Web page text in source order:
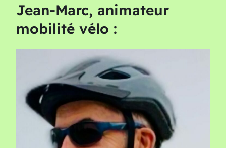
Jean-Marc, animateur
mobilité vélo :